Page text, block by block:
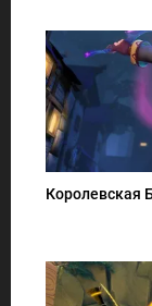
Королевская